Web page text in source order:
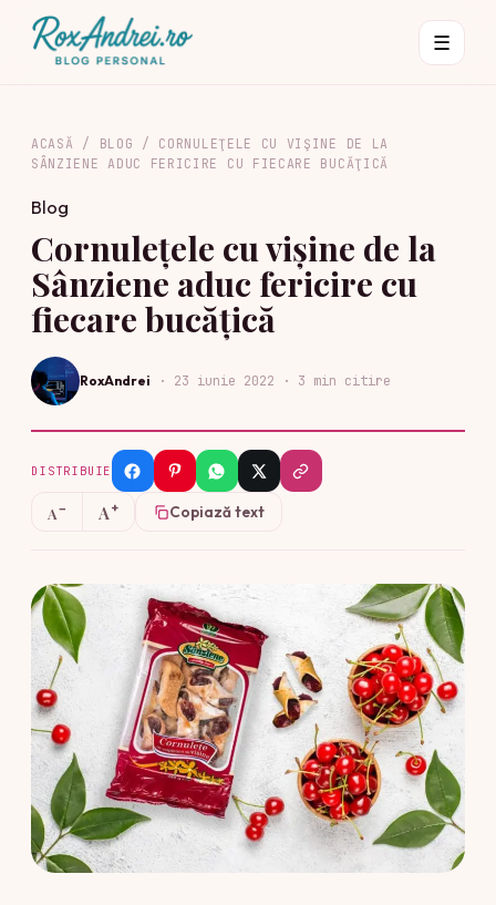
☰
ACASĂ / BLOG / CORNULEŢELE CU VIŞINE DE LA
SÂNZIENE ADUC FERICIRE CU FIECARE BUCĂŢICĂ
Blog
Cornuleţele cu vişine de la
Sânziene aduc fericire cu
fiecare bucăţică
RoxAndrei · 23 iunie 2022 · 3 min citire
DISTRIBUIE
A− A+ Copiază text